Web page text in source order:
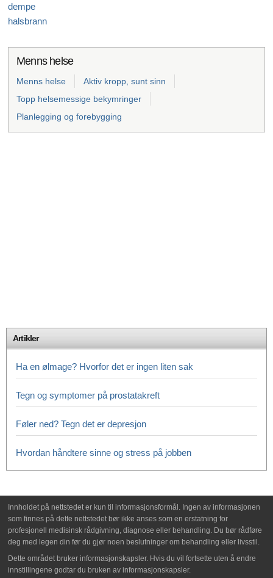
dempe
halsbrann
Menns helse
Menns helse
Aktiv kropp, sunt sinn
Topp helsemessige bekymringer
Planlegging og forebygging
Artikler
Ha en ølmage? Hvorfor det er ingen liten sak
Tegn og symptomer på prostatakreft
Føler ned? Tegn det er depresjon
Hvordan håndtere sinne og stress på jobben
Innholdet på nettstedet er kun til informasjonsformål. Ingen av informasjonen
som finnes på dette nettstedet bør ikke anses som en erstatning for
profesjonell medisinsk rådgivning, diagnose eller behandling. Du bør rådføre
deg med legen din før du gjør noen beslutninger om behandling eller livsstil.
Dette området bruker informasjonskapsler. Hvis du vil fortsette uten å endre
innstillingene godtar du bruken av informasjonskapsler.